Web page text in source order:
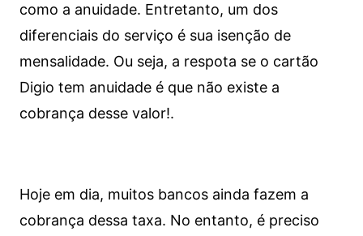
como a anuidade. Entretanto, um dos
diferenciais do serviço é sua isenção de
mensalidade. Ou seja, a respota se o cartão
Digio tem anuidade é que não existe a
cobrança desse valor!.
Hoje em dia, muitos bancos ainda fazem a
cobrança dessa taxa. No entanto, é preciso